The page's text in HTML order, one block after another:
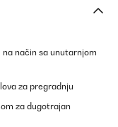
način sa unutarnjom
za pregradnju
za dugotrajan